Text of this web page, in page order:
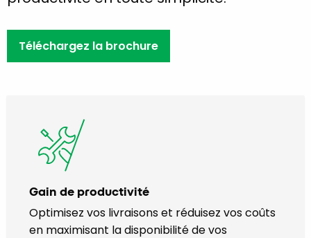
Téléchargez la brochure
Gain de productivité
Optimisez vos livraisons et réduisez vos coûts
en maximisant la disponibilité de vos